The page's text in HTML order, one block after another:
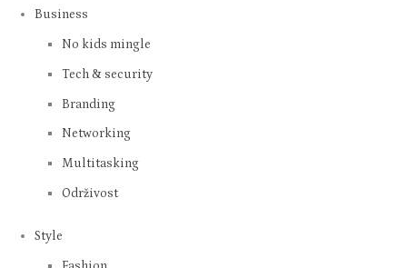
Business
No kids mingle
Tech & security
Branding
Networking
Multitasking
Održivost
Style